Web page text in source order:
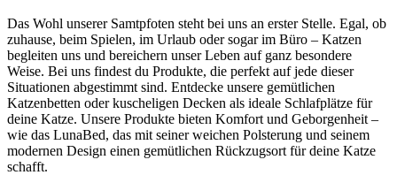
Das Wohl unserer Samtpfoten steht bei uns an erster Stelle. Egal, ob
zuhause, beim Spielen, im Urlaub oder sogar im Büro – Katzen
begleiten uns und bereichern unser Leben auf ganz besondere
Weise. Bei uns findest du Produkte, die perfekt auf jede dieser
Situationen abgestimmt sind. Entdecke unsere gemütlichen
Katzenbetten oder kuscheligen Decken als ideale Schlafplätze für
deine Katze. Unsere Produkte bieten Komfort und Geborgenheit –
wie das LunaBed, das mit seiner weichen Polsterung und seinem
modernen Design einen gemütlichen Rückzugsort für deine Katze
schafft.